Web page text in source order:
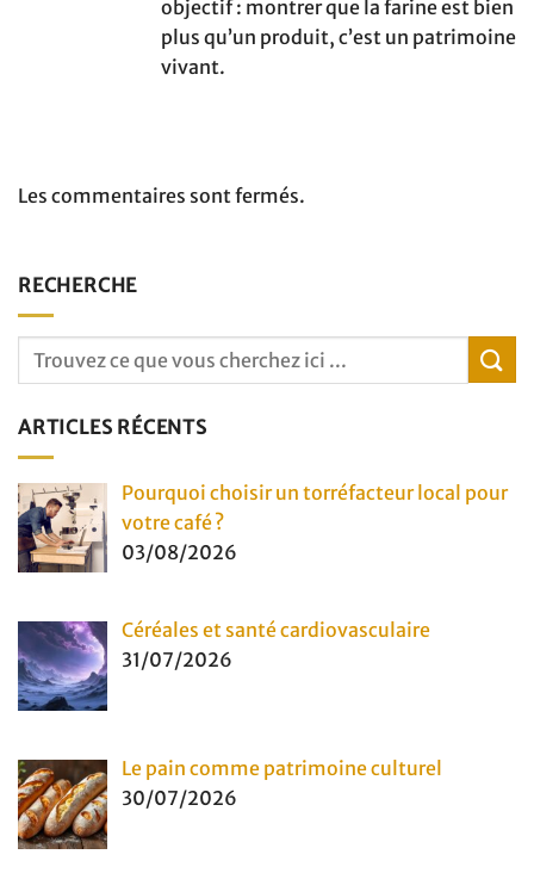
objectif : montrer que la farine est bien
plus qu’un produit, c’est un patrimoine
vivant.
Les commentaires sont fermés.
RECHERCHE
ARTICLES RÉCENTS
Pourquoi choisir un torréfacteur local pour
votre café ?
03/08/2026
Céréales et santé cardiovasculaire
31/07/2026
Le pain comme patrimoine culturel
30/07/2026